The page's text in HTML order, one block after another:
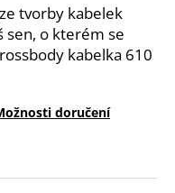
tvorby kabelek
sen, o kterém se
kabelka 610
doručení